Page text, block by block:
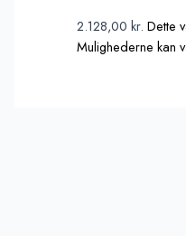
2.128,00kr. Dette
Mulighederne kan